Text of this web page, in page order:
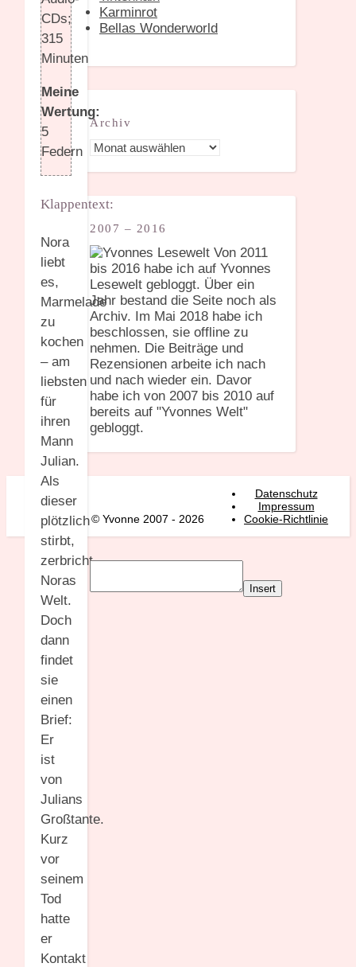
CDs;
315
Minuten
Meine
Wertung:
5
Federn
Klappentext:
Nora
liebt
es,
Marmelade
zu
kochen
– am
liebsten
für
ihren
Mann
Julian.
Als
dieser
plötzlich
stirbt,
zerbricht
Noras
Welt.
Doch
dann
findet
sie
einen
Brief:
Er
ist
von
Julians
Großtante.
Kurz
vor
seinem
Tod
hatte
er
Kontakt
Karminrot
Bellas Wonderworld
Archiv
Archiv
2007 – 2016
Von 2011
bis 2016 habe ich auf Yvonnes
Lesewelt gebloggt. Über ein
Jahr bestand die Seite noch als
Archiv. Im Mai 2018 habe ich
beschlossen, sie offline zu
nehmen. Die Beiträge und
Rezensionen arbeite ich nach
und nach wieder ein. Davor
habe ich von 2007 bis 2010 auf
bereits auf "Yvonnes Welt"
gebloggt.
© Yvonne 2007 - 2026
Datenschutz
Impressum
Cookie-Richtlinie
Insert